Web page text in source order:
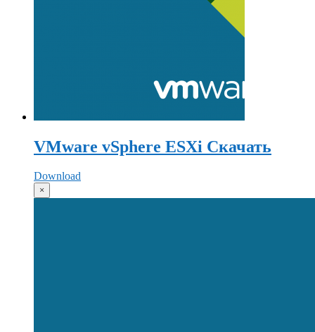
VMware vSphere ESXi Скачать
Download
×